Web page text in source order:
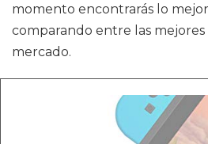
momento encontrarás lo
comparando entre las mejores
mercado.